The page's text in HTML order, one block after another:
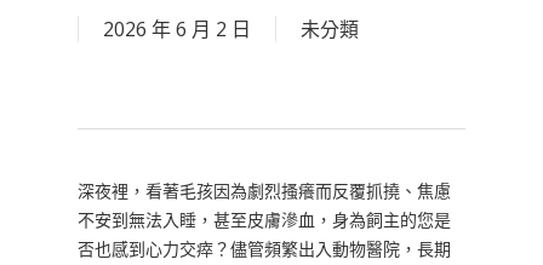
2026 年 6 月 2 日 未分類
深夜裡，看著毛孩因為劇烈搔癢而反覆抓撓、焦慮
不安到無法入睡，甚至皮膚滲血，身為飼主的您是
否也感到心力交瘁？儘管頻繁出入動物醫院，長期